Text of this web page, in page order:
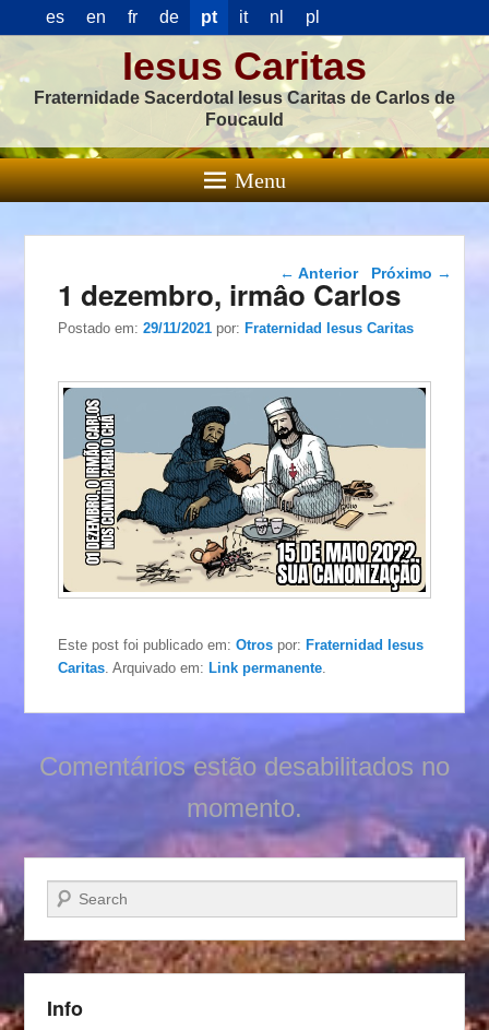
es en fr de pt it nl pl
Iesus Caritas
Fraternidade Sacerdotal Iesus Caritas de Carlos de
Foucauld
Menu
Navegação das
postagens
← Anterior Próximo →
1 dezembro, irmâo Carlos
Postado em:29/11/2021 por:Fraternidad Iesus Caritas
Este post foi publicado em:Otros por: Fraternidad Iesus
Caritas . Arquivado em: Link permanente
Comentários estão desabilitados no
momento.
Pesquisar…
Info